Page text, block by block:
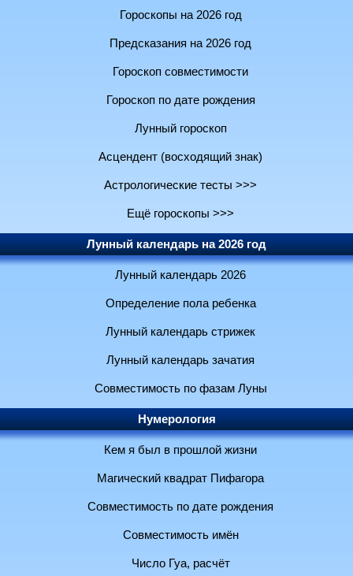
Гороскопы на 2026 год
Предсказания на 2026 год
Гороскоп совместимости
Гороскоп по дате рождения
Лунный гороскоп
Асцендент (восходящий знак)
Астрологические тесты >>>
Ещё гороскопы >>>
Лунный календарь на 2026 год
Лунный календарь 2026
Определение пола ребенка
Лунный календарь стрижек
Лунный календарь зачатия
Совместимость по фазам Луны
Нумерология
Кем я был в прошлой жизни
Магический квадрат Пифагора
Совместимость по дате рождения
Совместимость имён
Число Гуа, расчёт